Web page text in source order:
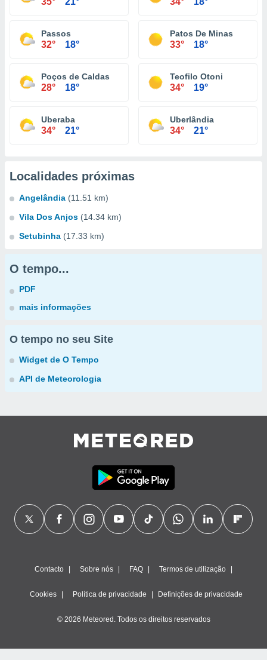
Passos
32° 18°
Patos De Minas
33° 18°
Poços de Caldas
28° 18°
Teofilo Otoni
34° 19°
Uberaba
34° 21°
Uberlândia
34° 21°
Localidades próximas
Angelândia (11.51 km)
Vila Dos Anjos (14.34 km)
Setubinha (17.33 km)
O tempo...
PDF
mais informações
O tempo no seu Site
Widget de O Tempo
API de Meteorologia
Contacto Sobre nós FAQ Termos de utilização
Cookies Política de privacidade Definições de privacidade
© 2026 Meteored. Todos os direitos reservados